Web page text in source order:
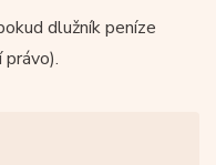
dlužník peníze
právo).